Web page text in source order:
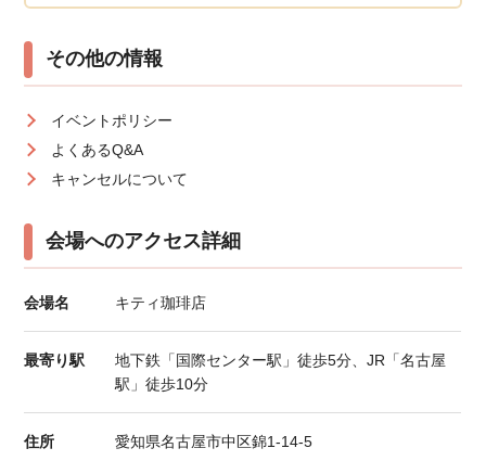
その他の情報
イベントポリシー
よくあるQ&A
キャンセルについて
会場へのアクセス詳細
会場名 キティ珈琲店
最寄り駅
地下鉄「国際センター駅」徒歩5分、JR「名古屋
駅」徒歩10分
住所 愛知県名古屋市中区錦1-14-5